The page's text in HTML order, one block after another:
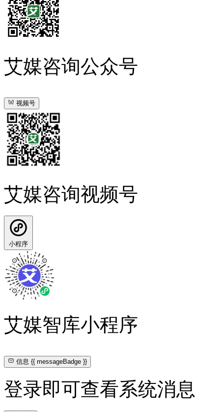
艾媒咨询公众号
视频号
艾媒咨询视频号
小程序
艾媒智库小程序
信息{{ messageBadge }}
登录即可查看系统消息